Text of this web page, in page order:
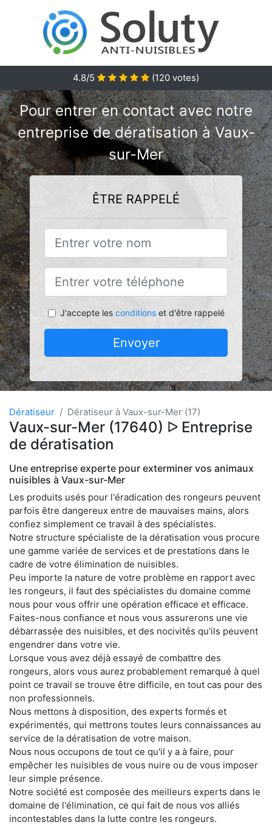
4.8/5 (120 votes)
Pour entrer en contact avec notre
entreprise de dératisation à Vaux-
sur-Mer
ÊTRE RAPPELÉ
J'accepte les conditionset d'être rappelé
Envoyer
Dératiseur Dératiseur à Vaux-sur-Mer (17)
Vaux-sur-Mer (17640) ᐅ Entreprise
de dératisation
Une entreprise experte pour exterminer vos animaux
nuisibles à Vaux-sur-Mer
Les produits usés pour l'éradication des rongeurs peuvent
parfois être dangereux entre de mauvaises mains, alors
confiez simplement ce travail à des spécialistes.
Notre structure spécialiste de la dératisation vous procure
une gamme variée de services et de prestations dans le
cadre de votre élimination de nuisibles.
Peu importe la nature de votre problème en rapport avec
les rongeurs, il faut des spécialistes du domaine comme
nous pour vous offrir une opération efficace et efficace.
Faites-nous confiance et nous vous assurerons une vie
débarrassée des nuisibles, et des nocivités qu'ils peuvent
engendrer dans votre vie.
Lorsque vous avez déjà essayé de combattre des
rongeurs, alors vous aurez probablement remarqué à quel
point ce travail se trouve être difficile, en tout cas pour des
non professionnels.
Nous mettons à disposition, des experts formés et
expérimentés, qui mettrons toutes leurs connaissances au
service de la dératisation de votre maison.
Nous nous occupons de tout ce qu'il y a à faire, pour
empêcher les nuisibles de vous nuire ou de vous imposer
leur simple présence.
Notre société est composée des meilleurs experts dans le
domaine de l'élimination, ce qui fait de nous vos alliés
incontestables dans la lutte contre les rongeurs.